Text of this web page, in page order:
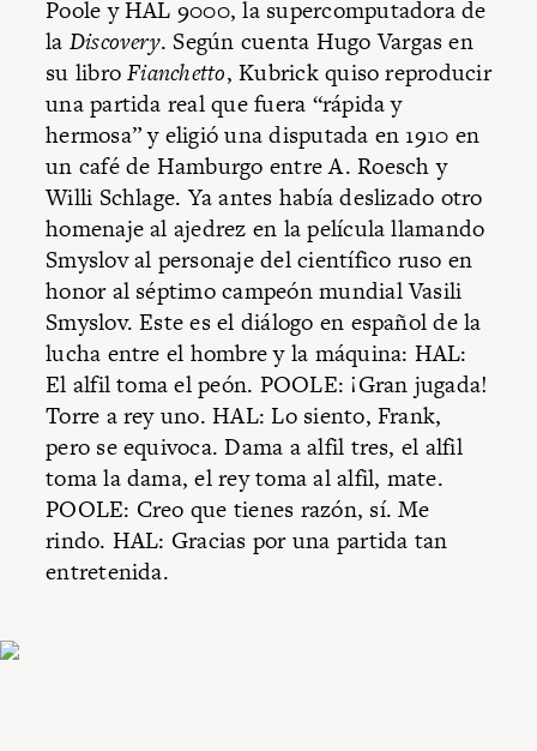
Poole y HAL 9000, la supercomputadora de
la Discovery. Según cuenta Hugo Vargas en
su libroFianchetto, Kubrick quiso reproducir
una partida real que fuera “rápida y
hermosa” y eligió una disputada en 1910 en
un café de Hamburgo entre A. Roesch y
Willi Schlage. Ya antes había deslizado otro
homenaje al ajedrez en la película llamando
Smyslov al personaje del científico ruso en
honor al séptimo campeón mundial Vasili
Smyslov. Este es el diálogo en español de la
lucha entre el hombre y la máquina: HAL:
El alfil toma el peón. POOLE: ¡Gran jugada!
Torre a rey uno. HAL: Lo siento, Frank,
pero se equivoca. Dama a alfil tres, el alfil
toma la dama, el rey toma al alfil, mate.
POOLE: Creo que tienes razón, sí. Me
rindo. HAL: Gracias por una partida tan
entretenida.